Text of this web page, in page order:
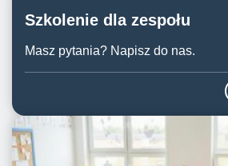
Szkolenie dla zespołu
Masz pytania? Napisz do nas.